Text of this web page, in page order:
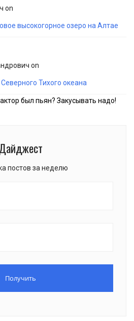
on
высокогорное озеро на Алтае
on
Тихого океана
был пьян? Закусывать надо!
постов за неделю